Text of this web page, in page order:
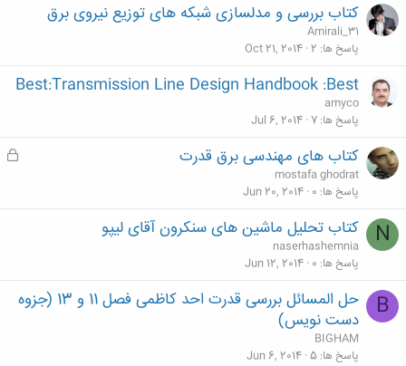
کتاب بررسی و مدلسازی شبکه های توزیع نیروی برق
Amirali_31
پاسخ ها 2
Oct 21, 2014
Best:Transmission Line Design Handbook :Best
amyco
پاسخ ها 7
Jul 6, 2014
ق
کتاب های مهندسی برق قدرت
mostafa ghodrat
پاسخ ها 0
Jun 20, 2014
N کتاب تحلیل ماشین های سنکرون آقای لیپو
naserhashemnia
پاسخ ها 0
Jun 12, 2014
B
حل المسائل بررسی قدرت احد کاظمی فصل 11 و 13 (جزوه
دست نویس)
BIGHAM
پاسخ ها 5
Jun 6, 2014